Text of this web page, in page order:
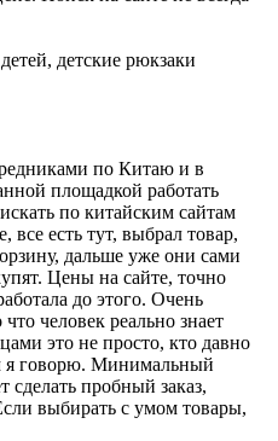
детские рюкзаки
по Китаю и в
площадкой работать
по китайским сайтам
все есть тут, выбрал товар,
дальше уже они сами
Цены на сайте, точно
до этого. Очень
человек реально знает
это не просто, кто давно
я говорю. Минимальный
сделать пробный заказ,
выбирать с умом товары,